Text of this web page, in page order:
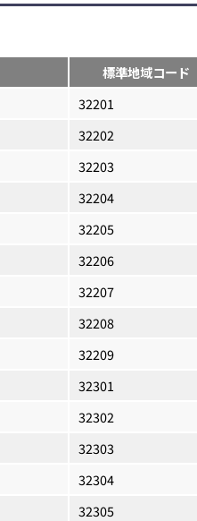
標準地域コード
32201
32202
32203
32204
32205
32206
32207
32208
32209
32301
32302
32303
32304
32305